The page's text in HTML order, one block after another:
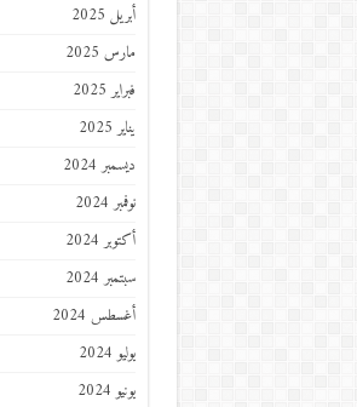
أبريل 2025
مارس 2025
فبراير 2025
يناير 2025
ديسمبر 2024
نوفمبر 2024
أكتوبر 2024
سبتمبر 2024
أغسطس 2024
يوليو 2024
يونيو 2024